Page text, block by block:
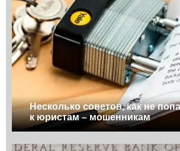
Несколько советов, как не
к юристам – мошенникам